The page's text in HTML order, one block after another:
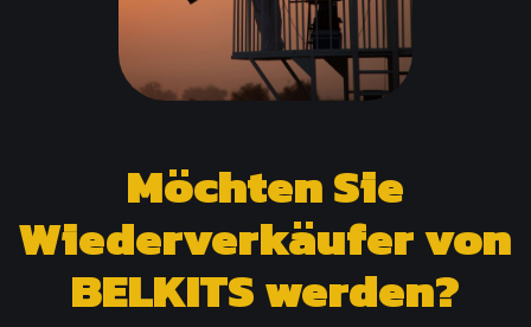
Möchten Sie
Wiederverkäufer von
BELKITS werden?